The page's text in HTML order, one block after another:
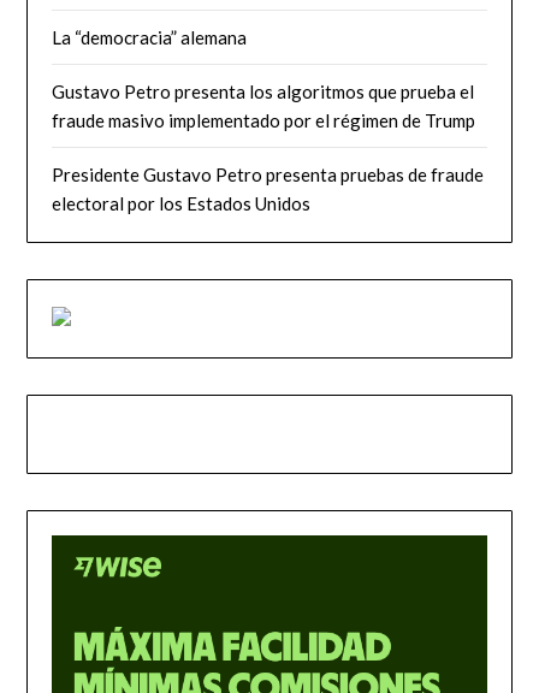
La “democracia” alemana
Gustavo Petro presenta los algoritmos que prueba el
fraude masivo implementado por el régimen de Trump
Presidente Gustavo Petro presenta pruebas de fraude
electoral por los Estados Unidos